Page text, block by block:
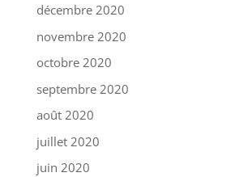
décembre 2020
novembre 2020
octobre 2020
septembre 2020
août 2020
juillet 2020
juin 2020